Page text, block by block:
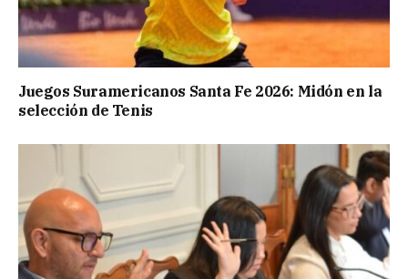
Juegos Suramericanos Santa Fe 2026: Midón en la
selección de Tenis